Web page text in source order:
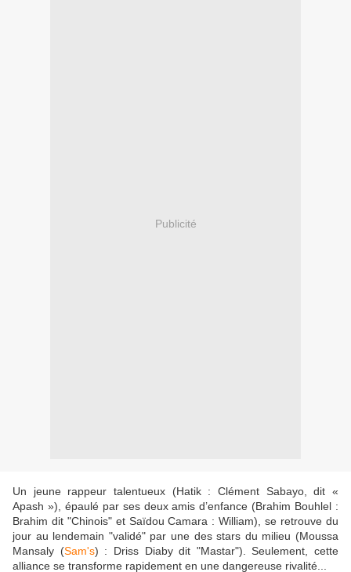
Publicité
Un jeune rappeur talentueux (Hatik : Clément Sabayo, dit «
Apash »), épaulé par ses deux amis d’enfance (Brahim Bouhlel :
Brahim dit "Chinois" et Saïdou Camara : William), se retrouve du
jour au lendemain "validé" par une des stars du milieu (Moussa
Mansaly (Sam's) : Driss Diaby dit "Mastar"). Seulement, cette
alliance se transforme rapidement en une dangereuse rivalité...